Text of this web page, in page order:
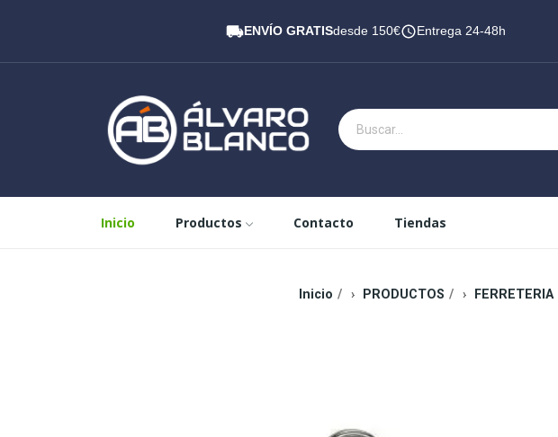
ENVÍO GRATISdesde 150€ Entrega 24-48h
Inicio Productos Contacto Tiendas
Inicio PRODUCTOS FERRETERIA